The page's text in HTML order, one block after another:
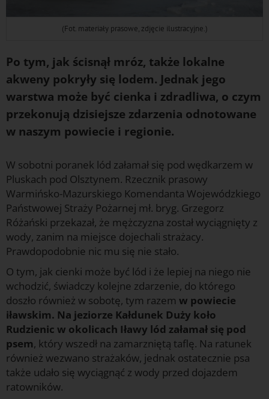
(Fot. materiały prasowe, zdjęcie ilustracyjne.)
Po tym, jak ścisnął mróz, także lokalne
akweny pokryły się lodem. Jednak jego
warstwa może być cienka i zdradliwa, o czym
przekonują dzisiejsze zdarzenia odnotowane
w naszym powiecie i regionie.
W sobotni poranek lód załamał się pod wędkarzem w
Pluskach pod Olsztynem. Rzecznik prasowy
Warmińsko-Mazurskiego Komendanta Wojewódzkiego
Państwowej Straży Pożarnej mł. bryg. Grzegorz
Różański przekazał, że mężczyzna został wyciągnięty z
wody, zanim na miejsce dojechali strażacy.
Prawdopodobnie nic mu się nie stało.
O tym, jak cienki może być lód i że lepiej na niego nie
wchodzić, świadczy kolejne zdarzenie, do którego
doszło również w sobotę, tym razem w powiecie
iławskim. Na jeziorze Kałdunek Duży koło
Rudzienic w okolicach Iławy lód załamał się pod
psem, który wszedł na zamarzniętą taflę. Na ratunek
również wezwano strażaków, jednak ostatecznie psa
także udało się wyciągnąć z wody przed dojazdem
ratowników.